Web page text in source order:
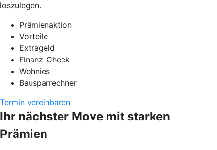
loszulegen.
Prämienaktion
Vorteile
Extrageld
Finanz-Check
Wohnies
Bausparrechner
Termin vereinbaren
Ihr nächster Move mit starken
Prämien